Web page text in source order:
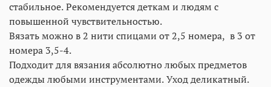
стабильное. Рекомендуется деткам и людям с
повышенной чувствительностью.
Вязать можно в 2 нити спицами от 2,5 номера, в 3 от
номера 3,5-4.
Подходит для вязания абсолютно любых предметов
одежды любыми инструментами. Уход деликатный.